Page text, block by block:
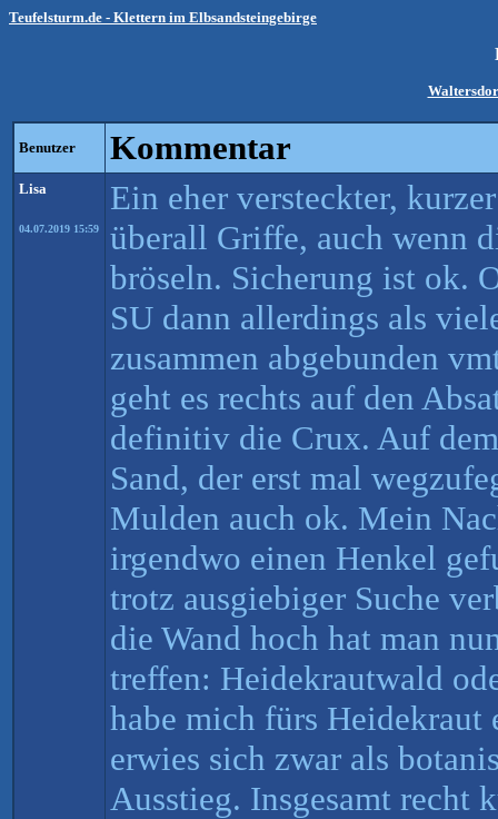
Teufelsturm.de - Klettern im Elbsandsteingebirge
Benutzer Kommentar
Lisa
04.07.2019 15:59
Ein eher versteckter,
überall Griffe, auch wenn
bröseln. Sicherung ist ok.
SU dann allerdings als
zusammen abgebunden
geht es rechts auf den
definitiv die Crux. Auf
Sand, der erst mal
Mulden auch ok. Mein
irgendwo einen Henkel
trotz ausgiebiger Suche
die Wand hoch hat man
treffen: Heidekrautwald
habe mich fürs Heidekraut
erwies sich zwar als
Ausstieg. Insgesamt recht